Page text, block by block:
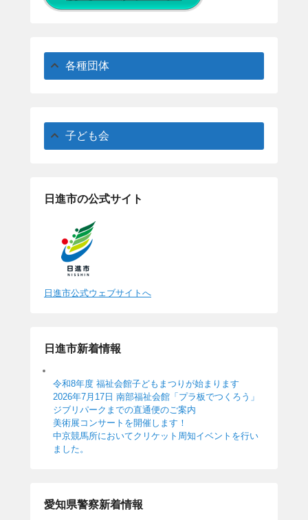
各種団体
子ども会
日進市の公式サイト
日進市公式ウェブサイトへ
日進市新着情報
令和8年度 福祉会館子どもまつりが始まります
2026年7月17日 南部福祉会館「プラ板でつくろう」
ジブリパークまでの直通便のご案内
美術展コンサートを開催します！
中京競馬所においてクリケット周知イベントを行い
ました。
愛知県警察新着情報